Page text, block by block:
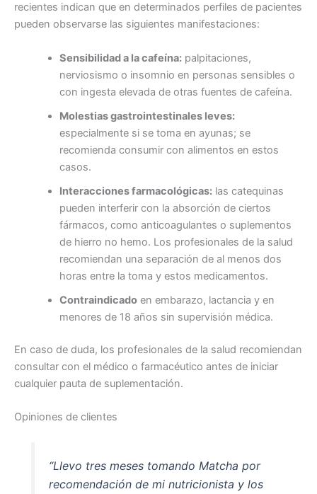
recientes indican que en determinados perfiles de pacientes
pueden observarse las siguientes manifestaciones:
Sensibilidad a la cafeína:palpitaciones,
nerviosismo o insomnio en personas sensibles o
con ingesta elevada de otras fuentes de cafeína.
Molestias gastrointestinales leves:
especialmente si se toma en ayunas; se
recomienda consumir con alimentos en estos
casos.
Interacciones farmacológicas:las catequinas
pueden interferir con la absorción de ciertos
fármacos, como anticoagulantes o suplementos
de hierro no hemo. Los profesionales de la salud
recomiendan una separación de al menos dos
horas entre la toma y estos medicamentos.
Contraindicadoen embarazo, lactancia y en
menores de 18 años sin supervisión médica.
En caso de duda, los profesionales de la salud recomiendan
consultar con el médico o farmacéutico antes de iniciar
cualquier pauta de suplementación.
Opiniones de clientes
“Llevo tres meses tomando Matcha por
recomendación de mi nutricionista y los